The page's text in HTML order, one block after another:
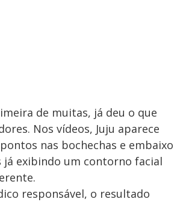
de muitas, já deu o que
Nos vídeos, Juju aparece
nas bochechas e embaixo
já exibindo um contorno facial
responsável, o resultado